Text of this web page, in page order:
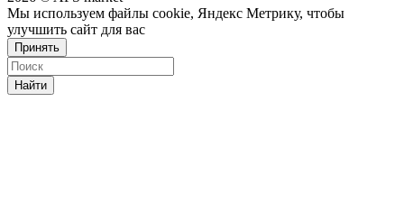
Мы используем файлы cookie, Яндекс Метрику, чтобы
улучшить сайт для вас
Принять
Найти